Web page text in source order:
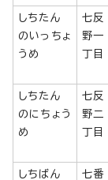
しちたん
のいっちょ
うめ
七反
野一
丁目
しちたん
のにちょう
め
七反
野二
丁目
しちばん
七番